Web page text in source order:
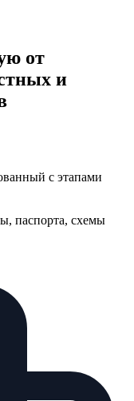
от
и
с этапами
паспорта, схемы